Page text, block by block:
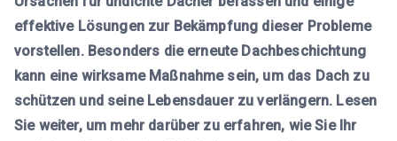
effektive Lösungen zur Bekämpfung dieser Probleme
vorstellen. Besonders die erneute Dachbeschichtung
kann eine wirksame Maßnahme sein, um das Dach zu
schützen und seine Lebensdauer zu verlängern. Lesen
Sie weiter, um mehr darüber zu erfahren, wie Sie Ihr